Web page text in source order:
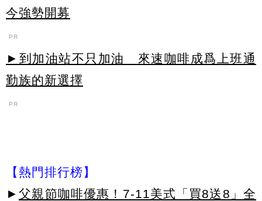
今強勢開募
PR
►到加油站不只加油 來速咖啡成爲上班通
勤族的新選擇
PR
【熱門排行榜】
► 父親節咖啡優惠！7-11美式「買8送8」全